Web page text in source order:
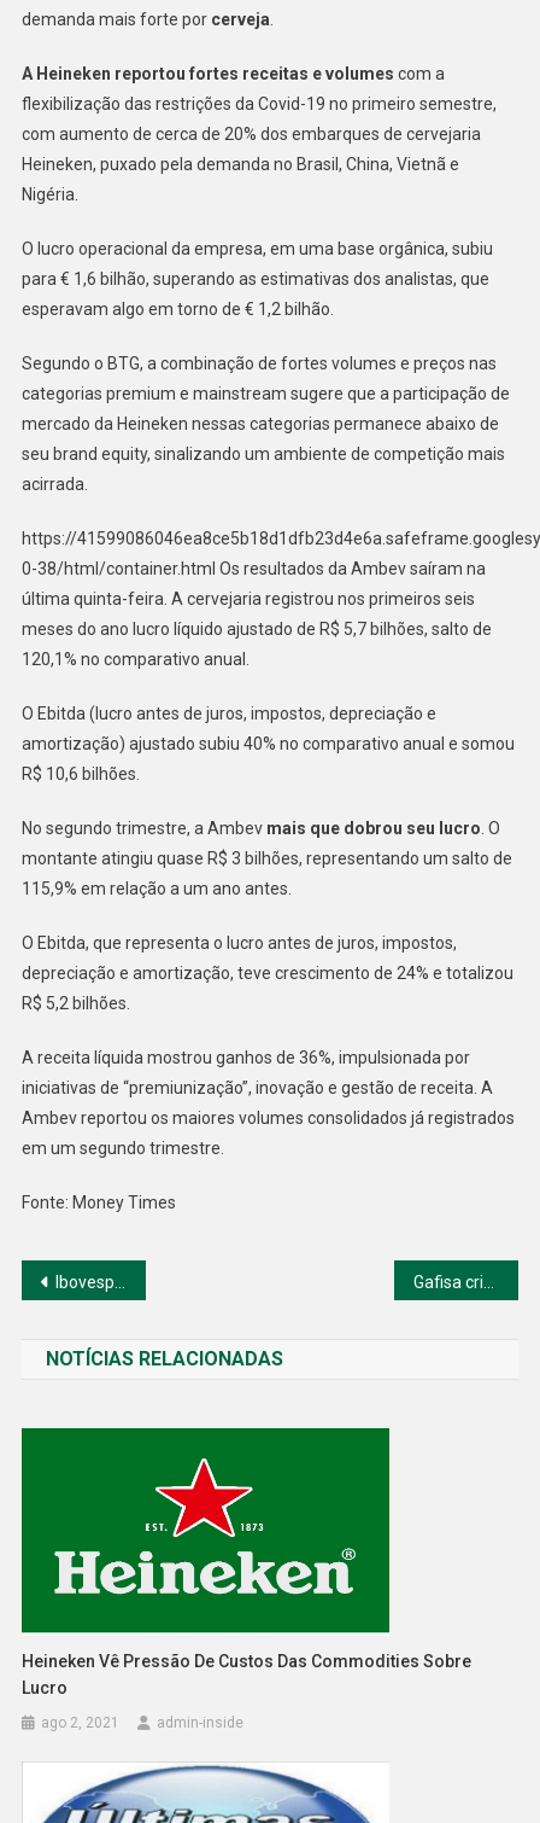
demanda mais forte por cerveja
A Heineken reportou fortes receitas e volumes com a
flexibilização das restrições da Covid-19 no primeiro semestre,
com aumento de cerca de 20% dos embarques de cervejaria
Heineken, puxado pela demanda no Brasil, China, Vietnã e
Nigéria.
O lucro operacional da empresa, em uma base orgânica, subiu
para € 1,6 bilhão, superando as estimativas dos analistas, que
esperavam algo em torno de € 1,2 bilhão.
Segundo o BTG, a combinação de fortes volumes e preços nas
categorias premium e mainstream sugere que a participação de
mercado da Heineken nessas categorias permanece abaixo de
seu brand equity, sinalizando um ambiente de competição mais
acirrada.
https://
0-38/html/container.html Os resultados da Ambev saíram na
última quinta-feira. A cervejaria registrou nos primeiros seis
meses do ano lucro líquido ajustado de R$ 5,7 bilhões, salto de
120,1% no comparativo anual.
O Ebitda (lucro antes de juros, impostos, depreciação e
amortização) ajustado subiu 40% no comparativo anual e somou
R$ 10,6 bilhões.
No segundo trimestre, a Ambev mais que dobrou seu lucro . O
montante atingiu quase R$ 3 bilhões, representando um salto de
115,9% em relação a um ano antes.
O Ebitda, que representa o lucro antes de juros, impostos,
depreciação e amortização, teve crescimento de 24% e totalizou
R$ 5,2 bilhões.
A receita líquida mostrou ganhos de 36%, impulsionada por
iniciativas de “premiunização”, inovação e gestão de receita. A
Ambev reportou os maiores volumes consolidados já registrados
em um segundo trimestre.
Fonte: Money Times
Navegação
Post
Ibovespa cai puxado por Bradesco após resultado
NOTÍCIAS RELACIONADAS
Heineken Vê Pressão De Custos Das Commodities Sobre
Lucro
ago 2, 2021 admin-inside